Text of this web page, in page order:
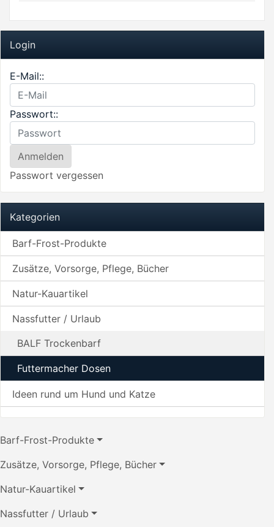
Login
E-Mail::
Passwort::
Passwort vergessen
Kategorien
Barf-Frost-Produkte
Zusätze, Vorsorge, Pflege, Bücher
Natur-Kauartikel
Nassfutter / Urlaub
BALF Trockenbarf
Futtermacher Dosen
Ideen rund um Hund und Katze
Barf-Frost-Produkte
Zusätze, Vorsorge, Pflege, Bücher
Natur-Kauartikel
Nassfutter / Urlaub